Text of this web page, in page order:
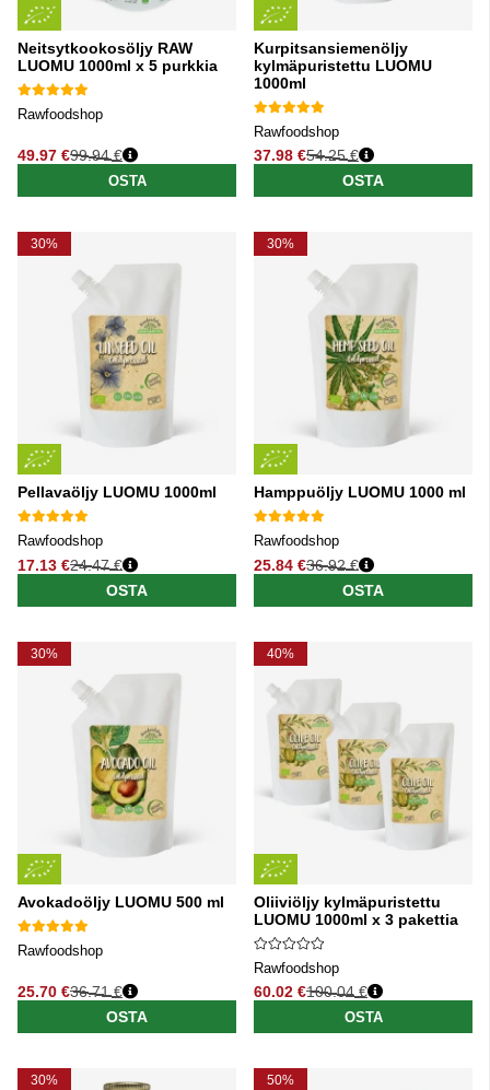
Neitsytkookosöljy RAW
LUOMU 1000ml x 5 purkkia
Rawfoodshop
49.97 €
Normaali hinta
99.94 €
OSTA
Kurpitsansiemenöljy
kylmäpuristettu LUOMU
1000ml
Rawfoodshop
37.98 €
Normaali hinta
54.25 €
OSTA
30%
Pellavaöljy LUOMU 1000ml
Rawfoodshop
17.13 €
Normaali hinta
24.47 €
OSTA
30%
Hamppuöljy LUOMU 1000 ml
Rawfoodshop
25.84 €
Normaali hinta
36.92 €
OSTA
30%
Avokadoöljy LUOMU 500 ml
Rawfoodshop
25.70 €
Normaali hinta
36.71 €
OSTA
40%
Oliiviöljy kylmäpuristettu
LUOMU 1000ml x 3 pakettia
Rawfoodshop
60.02 €
Normaali hinta
100.04 €
OSTA
30% 50%